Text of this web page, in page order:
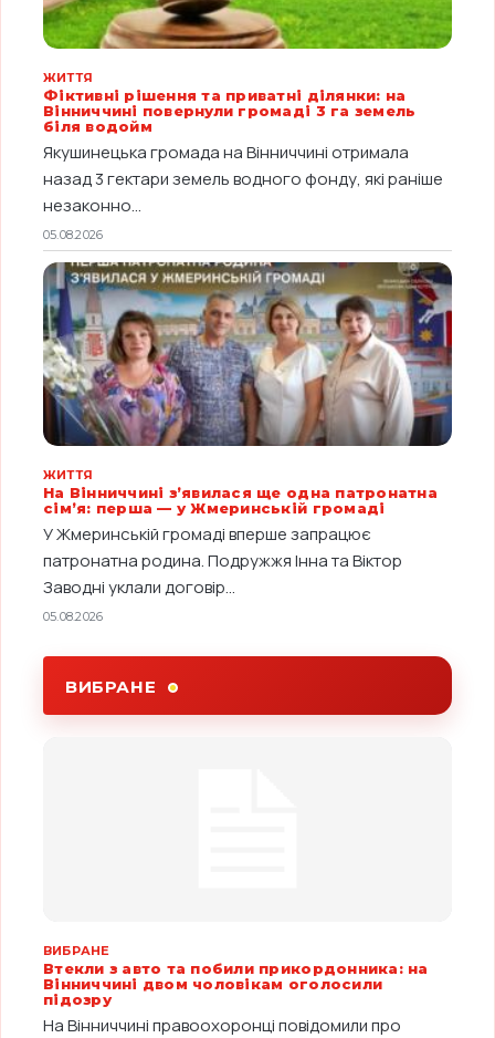
ЖИТТЯ
Фіктивні рішення та приватні ділянки: на
Вінниччині повернули громаді 3 га земель
біля водойм
Якушинецька громада на Вінниччині отримала
назад 3 гектари земель водного фонду, які раніше
незаконно...
05.08.2026
ЖИТТЯ
На Вінниччині з’явилася ще одна патронатна
сім’я: перша — у Жмеринській громаді
У Жмеринській громаді вперше запрацює
патронатна родина. Подружжя Інна та Віктор
Заводні уклали договір...
05.08.2026
ВИБРАНЕ
ВИБРАНЕ
Втекли з авто та побили прикордонника: на
Вінниччині двом чоловікам оголосили
підозру
На Вінниччині правоохоронці повідомили про